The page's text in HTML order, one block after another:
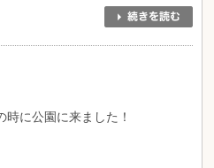
時に公園に来ました！